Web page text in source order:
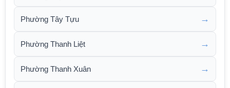
Phường Tây Tựu →
Phường Thanh Liệt →
Phường Thanh Xuân →